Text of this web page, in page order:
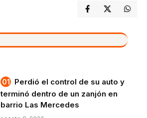
Perdió el control de su auto y
terminó dentro de un zanjón en
barrio Las Mercedes